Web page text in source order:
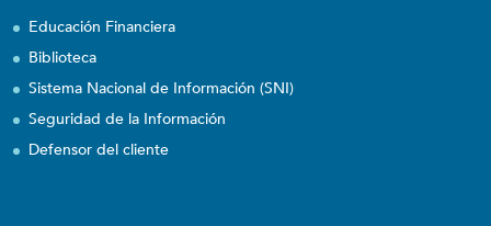
Educación Financiera
Biblioteca
Sistema Nacional de Información (SNI)
Seguridad de la Información
Defensor del cliente